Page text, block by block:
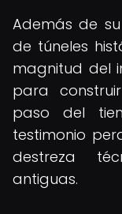
Además de
de túneles
magnitud del
para
paso del
testimonio
destreza
antiguas.